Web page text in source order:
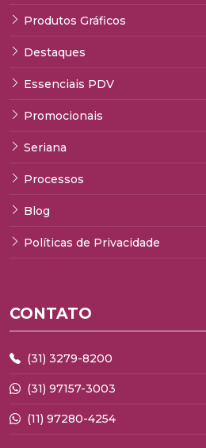
Produtos Gráficos
Destaques
Essenciais PDV
Promocionais
Seriana
Processos
Blog
Políticas de Privacidade
CONTATO
(31) 3279-8200
(31) 97157-3003
(11) 97280-4254